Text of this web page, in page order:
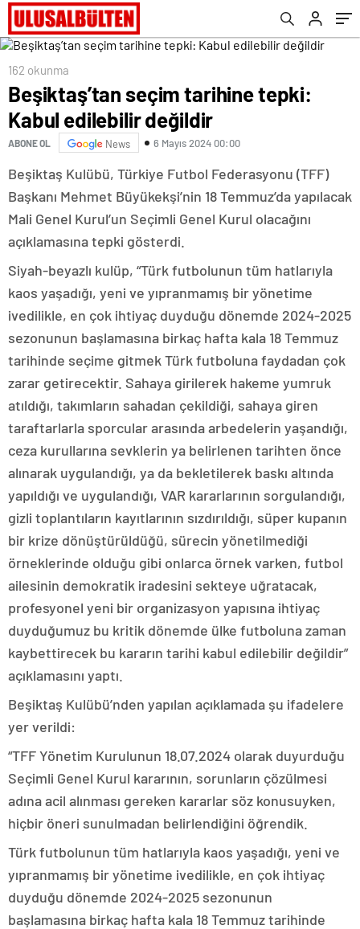
162 okunma
Beşiktaş’tan seçim tarihine tepki:
Kabul edilebilir değildir
ABONE OL News 6 Mayıs 2024 00:00
Beşiktaş Kulübü, Türkiye Futbol Federasyonu (TFF)
Başkanı Mehmet Büyükekşi’nin 18 Temmuz’da yapılacak
Mali Genel Kurul’un Seçimli Genel Kurul olacağını
açıklamasına tepki gösterdi.
Siyah-beyazlı kulüp, “Türk futbolunun tüm hatlarıyla
kaos yaşadığı, yeni ve yıpranmamış bir yönetime
ivedilikle, en çok ihtiyaç duyduğu dönemde 2024-2025
sezonunun başlamasına birkaç hafta kala 18 Temmuz
tarihinde seçime gitmek Türk futboluna faydadan çok
zarar getirecektir. Sahaya girilerek hakeme yumruk
atıldığı, takımların sahadan çekildiği, sahaya giren
taraftarlarla sporcular arasında arbedelerin yaşandığı,
ceza kurullarına sevklerin ya belirlenen tarihten önce
alınarak uygulandığı, ya da bekletilerek baskı altında
yapıldığı ve uygulandığı, VAR kararlarının sorgulandığı,
gizli toplantıların kayıtlarının sızdırıldığı, süper kupanın
bir krize dönüştürüldüğü, sürecin yönetilmediği
örneklerinde olduğu gibi onlarca örnek varken, futbol
ailesinin demokratik iradesini sekteye uğratacak,
profesyonel yeni bir organizasyon yapısına ihtiyaç
duyduğumuz bu kritik dönemde ülke futboluna zaman
kaybettirecek bu kararın tarihi kabul edilebilir değildir”
açıklamasını yaptı.
Beşiktaş Kulübü’nden yapılan açıklamada şu ifadelere
yer verildi:
“TFF Yönetim Kurulunun 18.07.2024 olarak duyurduğu
Seçimli Genel Kurul kararının, sorunların çözülmesi
adına acil alınması gereken kararlar söz konusuyken,
hiçbir öneri sunulmadan belirlendiğini öğrendik.
Türk futbolunun tüm hatlarıyla kaos yaşadığı, yeni ve
yıpranmamış bir yönetime ivedilikle, en çok ihtiyaç
duyduğu dönemde 2024-2025 sezonunun
başlamasına birkaç hafta kala 18 Temmuz tarihinde